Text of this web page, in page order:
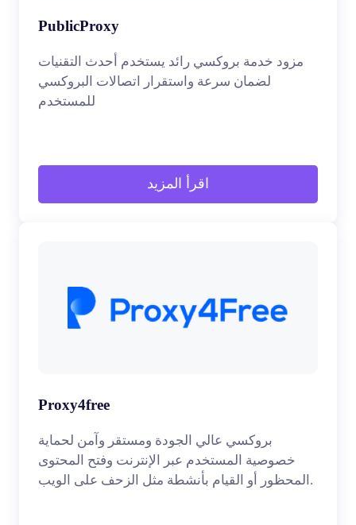
PublicProxy
مزود خدمة بروكسي رائد يستخدم أحدث التقنيات
لضمان سرعة واستقرار اتصالات البروكسي
للمستخدم
اقرأ المزيد
Proxy4free
بروكسي عالي الجودة ومستقر وآمن لحماية
خصوصية المستخدم عبر الإنترنت وفتح المحتوى
المحظور أو القيام بأنشطة مثل الزحف على الويب.